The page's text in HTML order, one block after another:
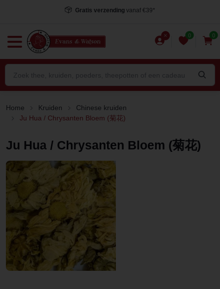
Voor 15.00 uur besteld, dezelfde dag verstuurd*
0 0
Home Kruiden
Chinese kruiden
Ju Hua / Chrysanten Bloem (菊花)
Ju Hua / Chrysanten Bloem (菊花)